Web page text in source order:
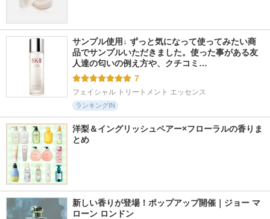
サンプル使用↓ ずっと気になって使ってみたい商
品でサンプルいただきました。使った事がある友
人達の匂いの例え方や、クチコミ…
7
フェイシャル トリートメント エッセンス
ランキングIN
洋梨＆イングリッシュペアー×フローラルの香りま
とめ
新しい香りが登場！ポップアップ開催｜ジョー マ
ローン ロンドン